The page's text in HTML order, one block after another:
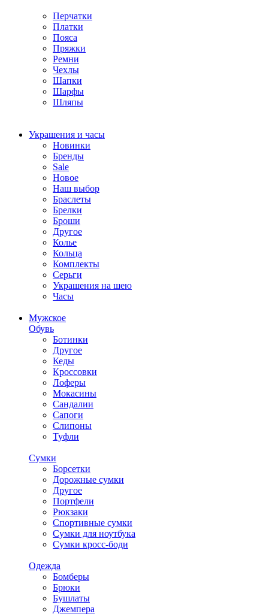
Перчатки
Платки
Пояса
Пряжки
Ремни
Чехлы
Шапки
Шарфы
Шляпы
Украшения и часы
Новинки
Бренды
Sale
Новое
Наш выбор
Браслеты
Брелки
Броши
Другое
Колье
Кольца
Комплекты
Серьги
Украшения на шею
Часы
Мужское
Обувь
Ботинки
Другое
Кеды
Кроссовки
Лоферы
Мокасины
Сандалии
Сапоги
Слипоны
Туфли
Сумки
Борсетки
Дорожные сумки
Другое
Портфели
Рюкзаки
Спортивные сумки
Сумки для ноутбука
Сумки кросс-боди
Одежда
Бомберы
Брюки
Бушлаты
Джемпера